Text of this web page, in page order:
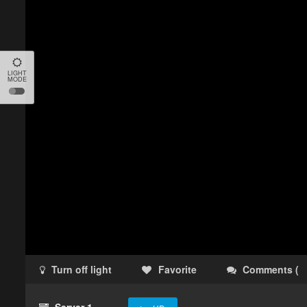
LIGHT
MODE
Turn off light Favorite Comments (